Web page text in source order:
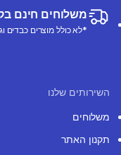
משלוחים חינם בקניה
*לא כולל מוצרים כבדים
השירותים שלנו
משלוחים
תקנון האתר